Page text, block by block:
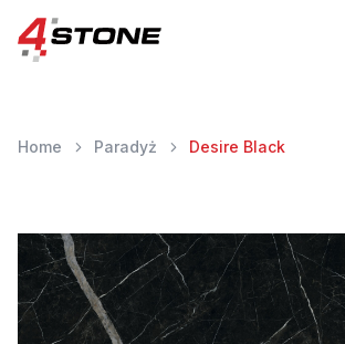
Home Paradyż Desire Black